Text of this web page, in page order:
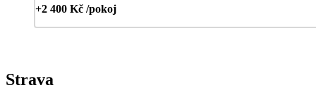
+2 400 Kč /pokoj
Strava